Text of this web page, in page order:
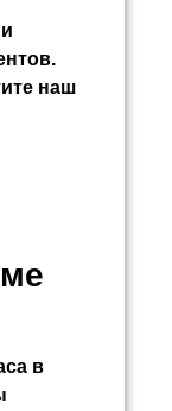
наш
в